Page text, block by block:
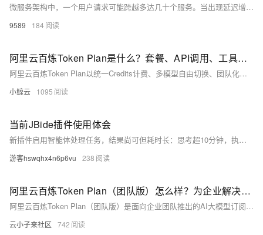
微服务架构中，一个用户请求可能跨越多达几十个服务。当出现延迟增加或错误时，难以定位具体哪个服务出问题。
9589 184
阿里云百炼Token Plan是什么？套餐、API调用、工具配置与优惠活动完整实战手册
阿里云百炼Token Plan以统一Credits计费、多模型自由切换、团队化管理、预算可控、安全隐私为核心优势，为团队与企业提供一站式AI大模型订阅服务。三档套餐覆盖轻度到重度全场景需求，兼容主流编程与智能体工具，开通简单、接入方便、成本透明，配合丰富的新用户优惠、批量折扣、长期订阅福利，是当前团队规模化使用AI服务的高性价比方案。
小鲸云 1095
当前JBide插件使用体会
新插件启用智能体处理任务，结果尚可但耗时长：思考超10分钟，执行中两分钟反复访问无效语句。单任务即消耗50%配额，用量惊人。虽收费合理，但当前比例对个人用户负担较重。
游客hswqhx4n6p6vu 238
阿里云百炼Token Plan（团队版）怎么样？为企业解决了哪些AI订阅痛点？功能、优势与适用场景解析
阿里云百炼Token Plan（团队版）是面向企业团队推出的AI大模型订阅服务，以Credits统一计量，支持Qwen、GLM、Kimi等20+主流模型灵活切换，兼容Qoder、OpenClaw等主流AI编程与智能体工具。提供标准、高级、尊享三档坐席套餐及共享用量包，包月预算可控。内置团队管理后台，支持席位分配、用量分析与权限控制；通过统一接入解决企业多平台分散管理、成本不透明、安全失控等痛点，适合规模化AI开发与跨部门协作场景。
云小子来社区 742